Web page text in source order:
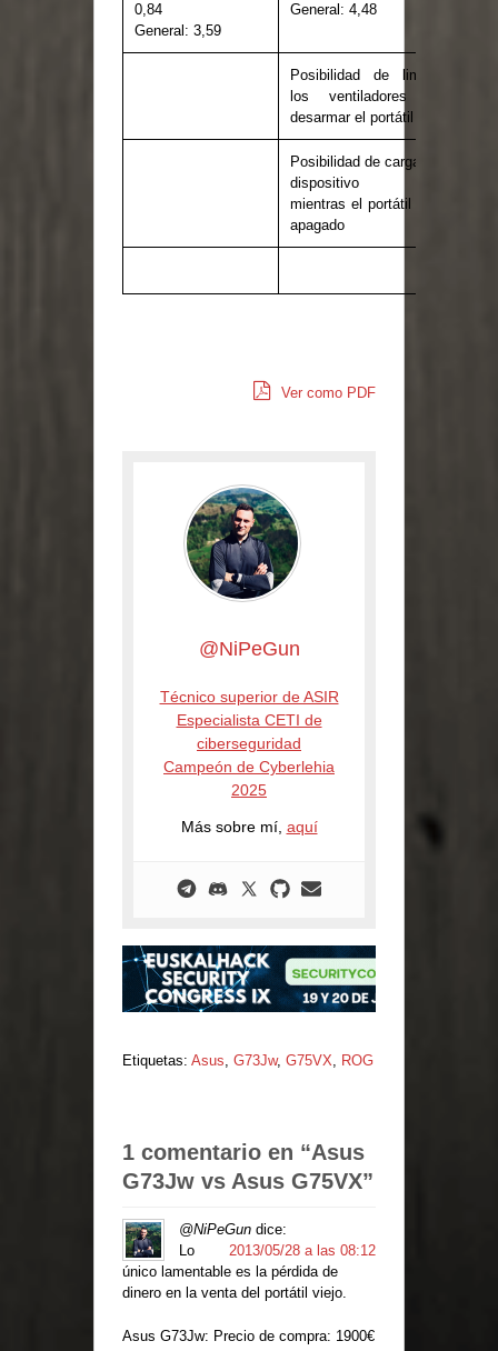
0,84
General: 3,59
General: 4,48
Posibilidad de limpiar
los ventiladores sin
desarmar el portátil
Posibilidad de cargar un
dispositivo USB
mientras el portátil está
apagado
Ver como PDF
@NiPeGun
Técnico superior de ASIR
Especialista CETI de
ciberseguridad
Campeón de Cyberlehia
2025
Más sobre mí, aquí
Etiquetas: Asus, G73Jw, G75VX, ROG
1 comentario en “Asus
G73Jw vs Asus G75VX”
@NiPeGun dice:
2013/05/28 a las 08:12
Lo
único lamentable es la pérdida de
dinero en la venta del portátil viejo.
Asus G73Jw: Precio de compra: 1900€